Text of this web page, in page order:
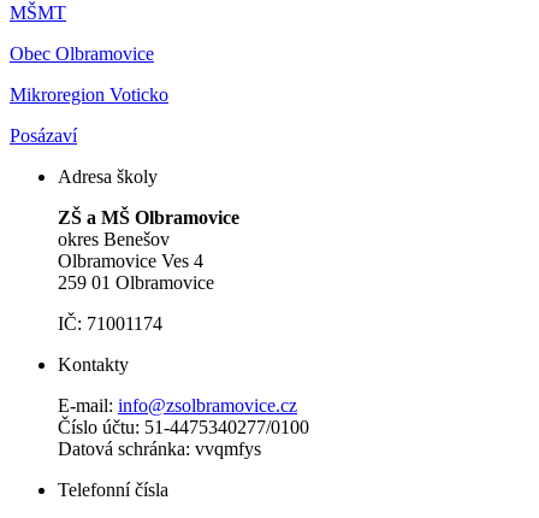
MŠMT
Obec Olbramovice
Mikroregion Voticko
Posázaví
Adresa školy
ZŠ a MŠ Olbramovice
okres Benešov
Olbramovice Ves 4
259 01 Olbramovice
IČ: 71001174
Kontakty
E-mail: info@zsolbramovice.cz
Číslo účtu: 51-4475340277/0100
Datová schránka: vvqmfys
Telefonní čísla